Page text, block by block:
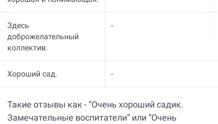
Здесь
доброжелательный
коллектив.
-
Хороший сад. -
Такие отзывы как - “Очень хороший садик.
Замечательные воспитатели” или “Очень